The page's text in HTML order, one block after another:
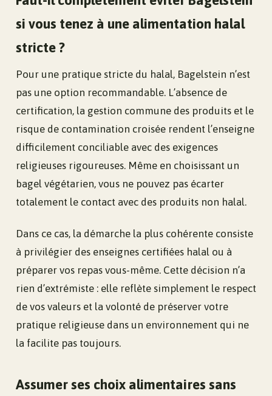
si vous tenez à une alimentation halal
stricte ?
Pour une pratique stricte du halal, Bagelstein n’est
pas une option recommandable. L’absence de
certification, la gestion commune des produits et le
risque de contamination croisée rendent l’enseigne
difficilement conciliable avec des exigences
religieuses rigoureuses. Même en choisissant un
bagel végétarien, vous ne pouvez pas écarter
totalement le contact avec des produits non halal.
Dans ce cas, la démarche la plus cohérente consiste
à privilégier des enseignes certifiées halal ou à
préparer vos repas vous-même. Cette décision n’a
rien d’extrémiste : elle reflète simplement le respect
de vos valeurs et la volonté de préserver votre
pratique religieuse dans un environnement qui ne
la facilite pas toujours.
Assumer ses choix alimentaires sans